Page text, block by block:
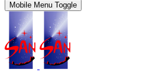
Mobile Menu Toggle